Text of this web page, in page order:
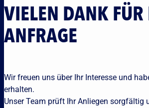
VIELEN DANK FÜR
ANFRAGE
Wir freuen uns über Ihr Interesse und
erhalten.
Unser Team prüft Ihr Anliegen sorgfältig